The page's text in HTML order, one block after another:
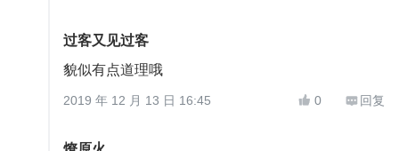
过客又见过客
貌似有点道理哦
2019 年 12 月 13 日 16:45  0  回复